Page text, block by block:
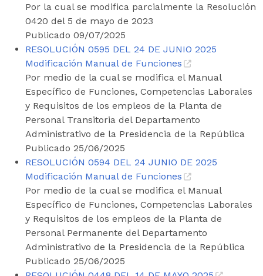
Por la cual se modifica parcialmente la Resolución
0420 del 5 de mayo de 2023
Publicado 09/07/2025
RESOLUCIÓN 0595 DEL 24 DE JUNIO 2025
Modificación Manual de Funciones
Por medio de la cual se modifica el Manual
Específico de Funciones, Competencias Laborales
y Requisitos de los empleos de la Planta de
Personal Transitoria del Departamento
Administrativo de la Presidencia de la República
Publicado 25/06/2025
RESOLUCIÓN 0594 DEL 24 JUNIO DE 2025
Modificación Manual de Funciones
Por medio de la cual se modifica el Manual
Específico de Funciones, Competencias Laborales
y Requisitos de los empleos de la Planta de
Personal Permanente del Departamento
Administrativo de la Presidencia de la República
Publicado 25/06/2025